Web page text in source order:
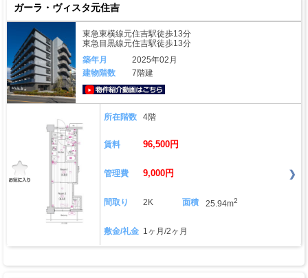
ガーラ・ヴィスタ元住吉
東急東横線元住吉駅徒歩13分
東急目黒線元住吉駅徒歩13分
築年月
2025年02月
建物階数
7階建
所在階数 4階
賃料 96,500円
管理費 9,000円
間取り 2K 面積 25.94m2
敷金/礼金 1ヶ月/2ヶ月